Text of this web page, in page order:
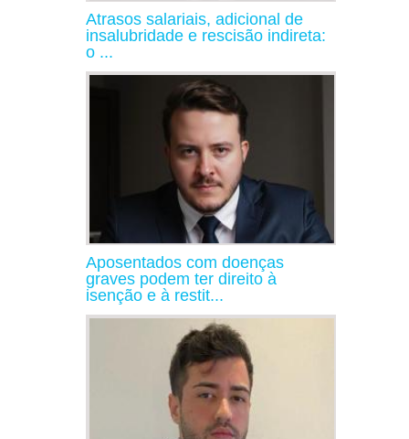
Atrasos salariais, adicional de
insalubridade e rescisão indireta:
o ...
Aposentados com doenças
graves podem ter direito à
isenção e à restit...